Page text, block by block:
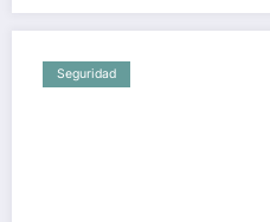
Seguridad